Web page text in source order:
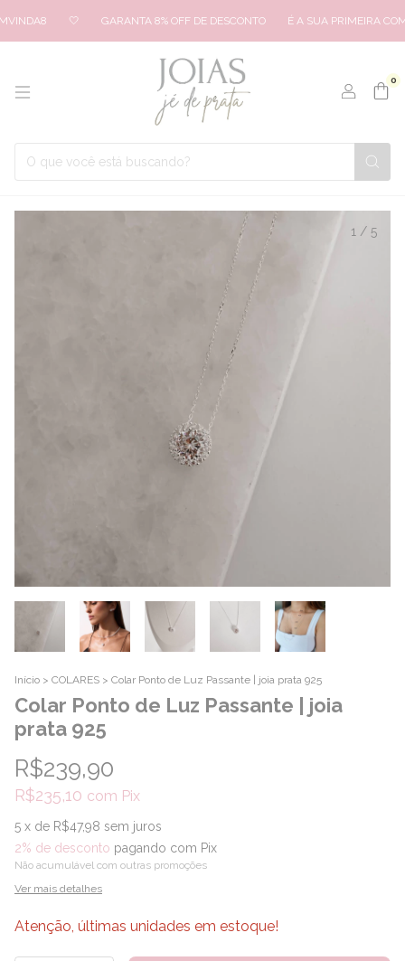
GARANTA 8% OFF DE DESCONTO É A SUA PRIMEIRA
0
1 / 5
Início > COLARES > Colar Ponto de Luz Passante | joia prata 925
Colar Ponto de Luz Passante | joia
prata 925
R$239,90
R$235,10 com Pix
5 x de R$47,98 sem juros
2% de desconto pagando com Pix
Não acumulável com outras promoções
Ver mais detalhes
Atenção, últimas unidades em estoque!